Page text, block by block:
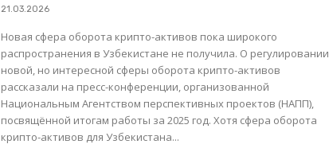
21.03.2026
Новая сфера оборота крипто-активов пока широкого
распространения в Узбекистане не получила. О регулировании
новой, но интересной сферы оборота крипто-активов
рассказали на пресс-конференции, организованной
Национальным Агентством перспективных проектов (НАПП),
посвящённой итогам работы за 2025 год. Хотя сфера оборота
крипто-активов для Узбекистана...